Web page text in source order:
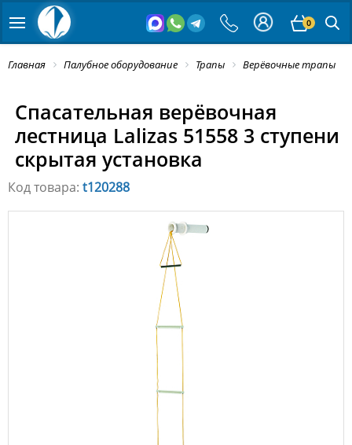
0
Главная Палубное оборудование Трапы Верёвочные трапы
Спасательная верёвочная
лестница Lalizas 51558 3 ступени
скрытая установка
Код товара: t120288